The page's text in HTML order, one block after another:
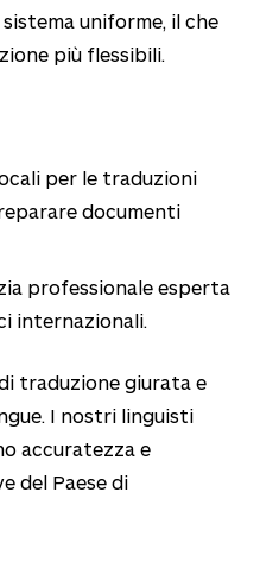
uniforme, il che
più flessibili.
per le traduzioni
documenti
professionale esperta
internazionali.
traduzione giurata e
I nostri linguisti
accuratezza e
del Paese di